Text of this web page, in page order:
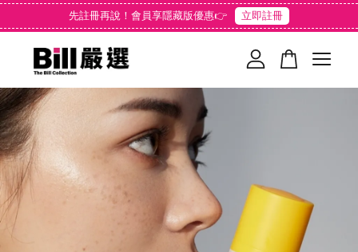
先註冊再說！會員享隱藏版優惠👉 立即註冊
您的購物車目前還是空的。
繼續購物